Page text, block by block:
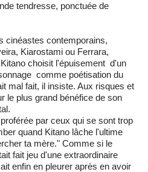
tendresse, ponctuée de
cinéastes contemporains,
Kiarostami ou Ferrara,
choisit l'épuisement ­ d'un
comme poétisation du
mal fait, il insiste. Aux risques et
le plus grand bénéfice de son
par ceux qui se sont trop
quand Kitano lâche l'ultime
ta mère." Comme si le
fait jeu d'une extraordinaire
enfin en pleurer après en avoir